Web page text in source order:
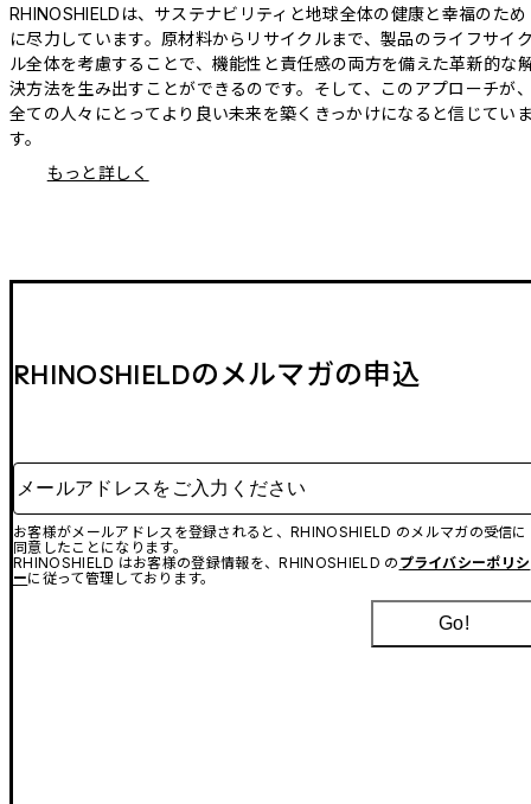
RHINOSHIELDは、サステナビリティと地球全体の健康と幸福のため
に尽力しています。原材料からリサイクルまで、製品のライフサイ
ル全体を考慮することで、機能性と責任感の両方を備えた革新的な
決方法を生み出すことができるのです。そして、このアプローチが
全ての人々にとってより良い未来を築くきっかけになると信じてい
す。
もっと詳しく
RHINOSHIELDのメルマガの申込
メールアドレスをご入力ください
お客様がメールアドレスを登録されると、RHINOSHIELD のメルマガの受信に
同意したことになります。
RHINOSHIELD はお客様の登録情報を、RHINOSHIELD の プライバシーポリシ
ーに従って管理しております。
Go!